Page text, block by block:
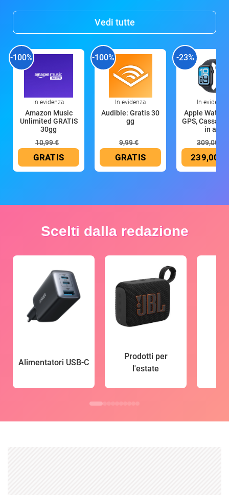
Vedi tutte
-100%
In evidenza
Amazon Music
Unlimited GRATIS
30gg
10,99 €
GRATIS
-100%
In evidenza
Audible: Gratis 30
gg
9,99 €
GRATIS
-23%
In evidenza
Apple Watch
GPS, Cassa
in all
309,00 €
239,00 €
Scelti dalla redazione
Alimentatori USB-C
Prodotti per
l'estate